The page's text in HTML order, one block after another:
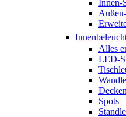
Innen-
Alles
LED-
Spots